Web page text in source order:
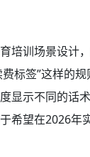
培训场景设计
标签”这样的
显示不同的话
望在2026年